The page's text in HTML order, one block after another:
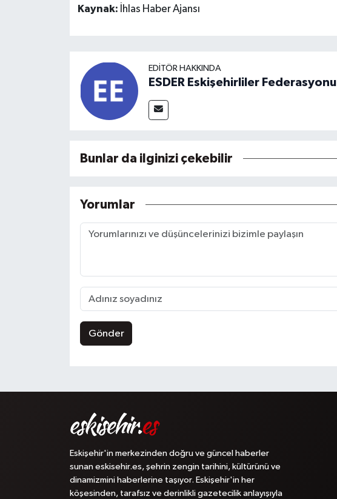
Kaynak: İhlas Haber Ajansı
EDITÖR HAKKINDA
ESDER Eskişehirliler Federasyonu
Bunlar da ilginizi çekebilir
Yorumlar
Gönder
Eskişehir'in merkezinden doğru ve güncel haberler
sunan eskisehir.es, şehrin zengin tarihini, kültürünü ve
dinamizmini haberlerine taşıyor. Eskişehir'in her
köşesinden, tarafsız ve derinlikli gazetecilik anlayışıyla